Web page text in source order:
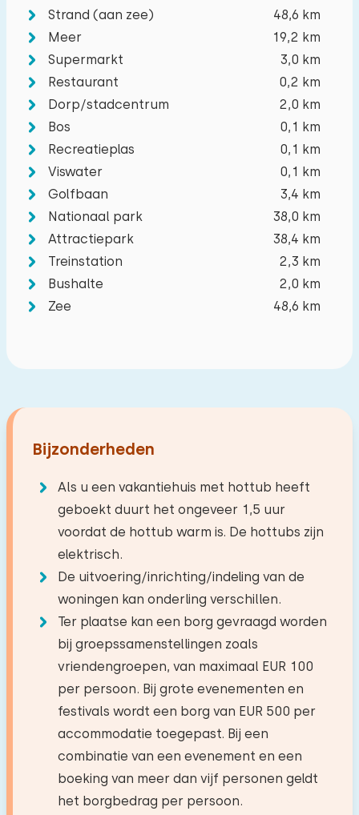
Aantal kinderen +
Aantal baby's +
Aantal huisdieren +
Toepassen
Bijzonderheden
Als u een vakantiehuis met hottub heeft
geboekt duurt het ongeveer 1,5 uur
voordat de hottub warm is. De hottubs zijn
elektrisch.
De uitvoering/inrichting/indeling van de
woningen kan onderling verschillen.
Ter plaatse kan een borg gevraagd worden
bij groepssamenstellingen zoals
vriendengroepen, van maximaal EUR 100
per persoon. Bij grote evenementen en
festivals wordt een borg van EUR 500 per
accommodatie toegepast. Bij een
combinatie van een evenement en een
boeking van meer dan vijf personen geldt
het borgbedrag per persoon.
Strand (aan zee)
48,6 km
Meer
19,2 km
Supermarkt
3,0 km
Restaurant
0,2 km
Dorp/stadcentrum
2,0 km
Bos
0,1 km
Recreatieplas
0,1 km
Viswater
0,1 km
Golfbaan
3,4 km
Nationaal park
38,0 km
Attractiepark
38,4 km
Treinstation
2,3 km
Bushalte
2,0 km
Zee
48,6 km